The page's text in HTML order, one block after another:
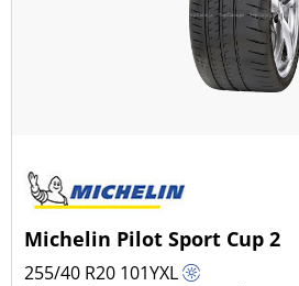
Michelin Pilot Sport Cup 2
255/40 R20 101YXL